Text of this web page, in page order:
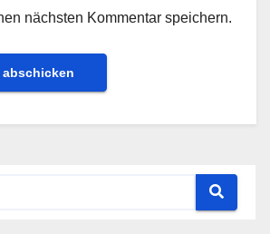
nächsten Kommentar speichern.